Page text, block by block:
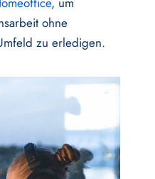
ohne
zu erledigen.